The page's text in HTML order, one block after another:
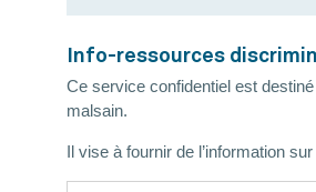
Info-ressources
Ce service confidentiel est
malsain.
Il vise à fournir de l’information